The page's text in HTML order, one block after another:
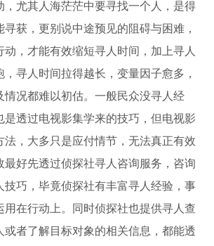
，尤其人海茫茫中要寻找一个人，是得
获，更别说中途预见的阻碍与困难，
动，才能有效缩短寻人时间，加上寻人
寻人时间拉得越长，变量因子愈多，
情况都难以初估。一般民众没寻人经
是透过电视影集学来的技巧，但电视影
法，大多只是应付情节，无法真正有效
最好先透过侦探社寻人咨询服务，咨询
技巧，毕竟侦探社有丰富寻人经验，事
用在行动上。同时侦探社也提供寻人查
或者了解目标对象的相关信息，都能透